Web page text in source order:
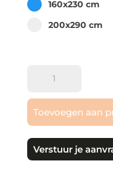
160x230 cm
160x230 cm
200x290 cm
200x290 cm
|
Magic
aantal
Toevoegen aan
Verstuur je